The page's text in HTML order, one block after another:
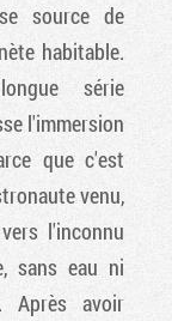
source de
habitable.
série
l'immersion
que c'est
venu,
l'inconnu
sans eau ni
Après avoir